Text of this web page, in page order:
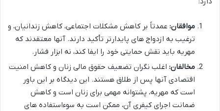
موافقان: عمدتاً بر کاهش مشکلات اجتماعی، کاهش زندانیان، و
ترغیب به ازدواج های پایدارتر تأکید دارند. آنها معتقدند که
مهریه باید نقش حمایتی خود را ایفا کند، نه ابزار فشار.
مخالفان: اغلب نگران تضعیف حقوق مالی زنان و کاهش امنیت
اقتصادی آنها پس از طلاق هستند. این دیدگاه بر این باور
است که مهریه، پشتوانه مهمی برای زنان است و کاهش
ضمانت اجرای کیفری آن، ممکن است به سوءاستفاده های